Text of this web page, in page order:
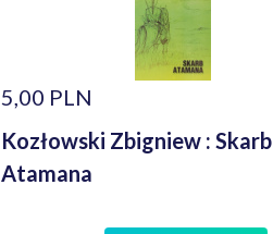
5,00 PLN
Kozłowski Zbigniew : Skarb
Atamana